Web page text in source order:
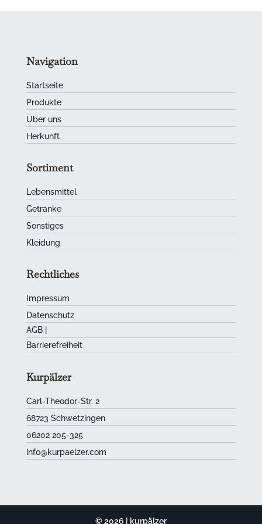
Navigation
Startseite
Produkte
Über uns
Herkunft
Sortiment
Lebensmittel
Getränke
Sonstiges
Kleidung
Rechtliches
Impressum
Datenschutz
AGB|
Barrierefreiheit
Kurpälzer
Carl-Theodor-Str. 2
68723 Schwetzingen
06202 205-325
info@kurpaelzer.com
© 2026 | kurpälzer